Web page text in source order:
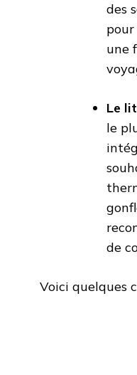
des
une
Le
le
de
Voici quelques